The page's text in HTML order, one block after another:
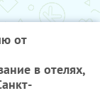
от
в отелях,